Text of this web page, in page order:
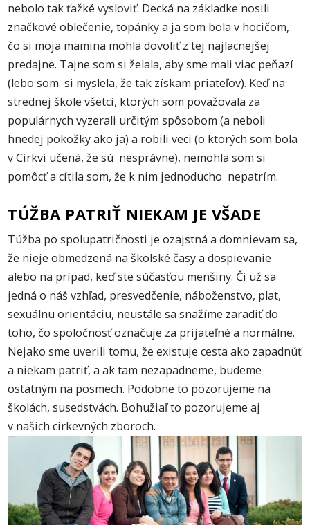
nebolo tak ťažké vysloviť. Decká na základke nosili
značkové oblečenie, topánky a ja som bola v hocičom,
čo si moja mamina mohla dovoliť z tej najlacnejšej
predajne. Tajne som si želala, aby sme mali viac peňazí
(lebo som si myslela, že tak získam priateľov). Keď na
strednej škole všetci, ktorých som považovala za
populárnych vyzerali určitým spôsobom (a neboli
hnedej pokožky ako ja) a robili veci (o ktorých som bola
v Cirkvi učená, že sú nesprávne), nemohla som si
pomôcť a cítila som, že k nim jednoducho nepatrím.
TÚŽBA PATRIŤ NIEKAM JE VŠADE
Túžba po spolupatričnosti je ozajstná a domnievam sa,
že nieje obmedzená na školské časy a dospievanie
alebo na prípad, keď ste súčasťou menšiny. Či už sa
jedná o náš vzhľad, presvedčenie, náboženstvo, plat,
sexuálnu orientáciu, neustále sa snažíme zaradiť do
toho, čo spoločnosť označuje za prijateľné a normálne.
Nejako sme uverili tomu, že existuje cesta ako zapadnúť
a niekam patriť, a ak tam nezapadneme, budeme
ostatným na posmech. Podobne to pozorujeme na
školách, susedstvách. Bohužiaľ to pozorujeme aj
v našich cirkevných zboroch.